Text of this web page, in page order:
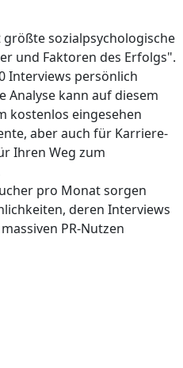
sozialpsychologische
und Faktoren des Erfolgs".
Interviews persönlich
kann auf diesem
kostenlos eingesehen
aber auch für Karriere-
Ihren Weg zum
pro Monat sorgen
deren Interviews
PR-Nutzen